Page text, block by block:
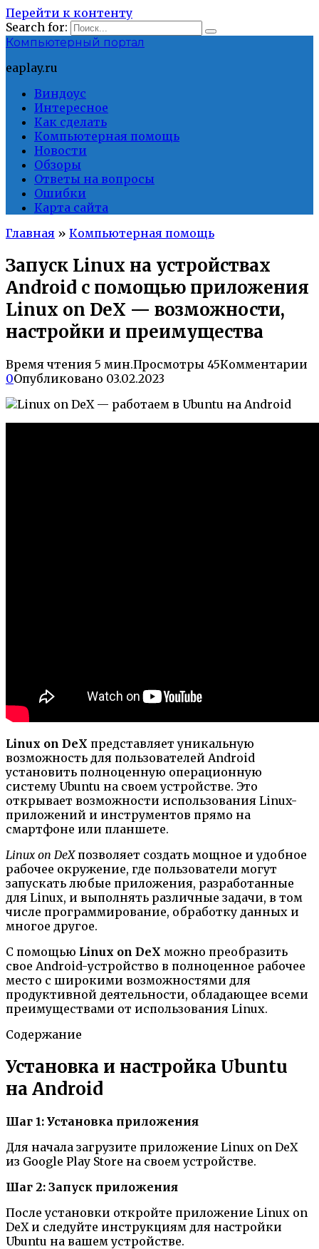
Перейти к контенту
Search for:
Компьютерный портал
eaplay.ru
Виндоус
Интересное
Как сделать
Компьютерная помощь
Новости
Обзоры
Ответы на вопросы
Ошибки
Карта сайта
Главная » Компьютерная помощь
Запуск Linux на устройствах
Android с помощью приложения
Linux on DeX — возможности,
настройки и преимущества
Время чтения 5 мин.Просмотры 45Комментарии
0Опубликовано 03.02.2023
Linux on DeX представляет уникальную
возможность для пользователей Android
установить полноценную операционную
систему Ubuntu на своем устройстве. Это
открывает возможности использования Linux-
приложений и инструментов прямо на
смартфоне или планшете.
Linux on DeXпозволяет создать мощное и удобное
рабочее окружение, где пользователи могут
запускать любые приложения, разработанные
для Linux, и выполнять различные задачи, в том
числе программирование, обработку данных и
многое другое.
С помощью Linux on DeX можно преобразить
свое Android-устройство в полноценное рабочее
место с широкими возможностями для
продуктивной деятельности, обладающее всеми
преимуществами от использования Linux.
Содержание
Установка и настройка Ubuntu
на Android
Шаг 1: Установка приложения
Для начала загрузите приложение Linux on DeX
из Google Play Store на своем устройстве.
Шаг 2: Запуск приложения
После установки откройте приложение Linux on
DeX и следуйте инструкциям для настройки
Ubuntu на вашем устройстве.